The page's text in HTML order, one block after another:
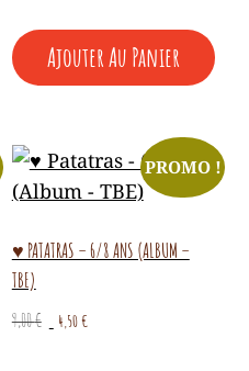
initial
était :
7,00 €.
actuel
est :
3,50 €.
Ajouter Au Panier
PROMO !
♥ PATATRAS – 6/8 ANS (ALBUM –
TBE)
9,00€
Le
4,50€